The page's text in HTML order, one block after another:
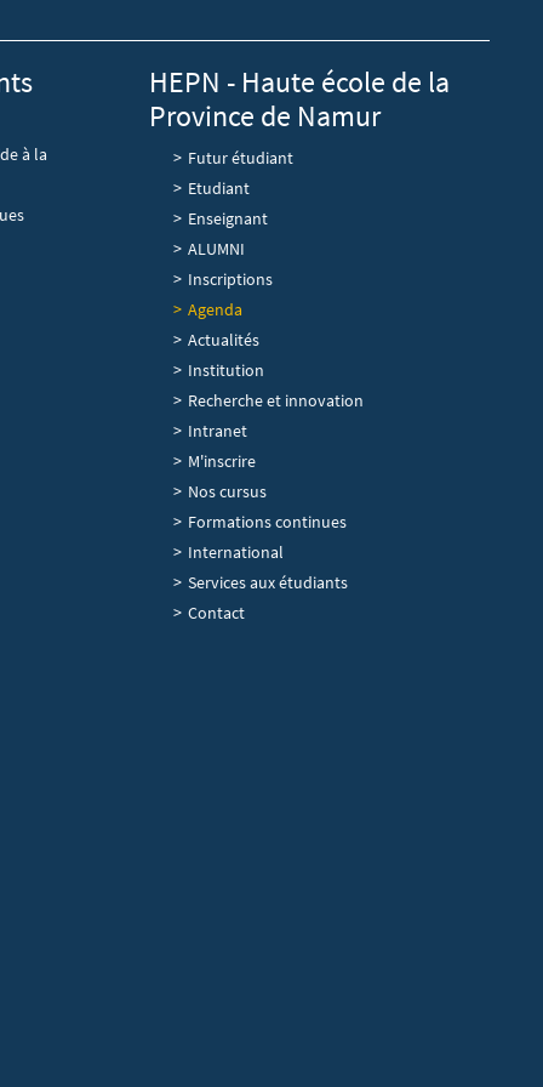
à la
HEPN - Haute école de la
Province de Namur
Futur étudiant
Etudiant
Enseignant
ALUMNI
Découvrir
Inscriptions
Agenda
Actualités
Institution
Recherche et innovation
Intranet
Navigation principale
M'inscrire
Nos cursus
Formations continues
International
Services aux étudiants
Contact